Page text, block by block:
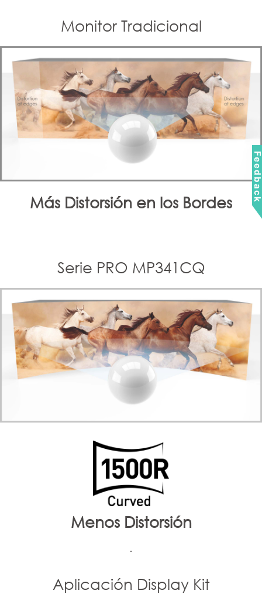
Monitor Tradicional
Más Distorsión en los Bordes
Serie PRO MP341CQ
Menos Distorsión
.
Aplicación Display Kit